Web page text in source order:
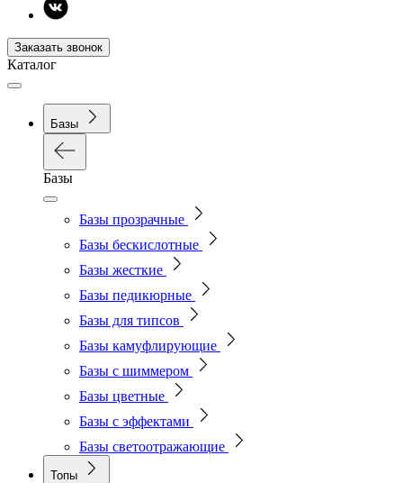
Заказать звонок
Каталог
Базы
Базы
Базы прозрачные
Базы бескислотные
Базы жесткие
Базы педикюрные
Базы для типсов
Базы камуфлирующие
Базы с шиммером
Базы цветные
Базы с эффектами
Базы светоотражающие
Топы